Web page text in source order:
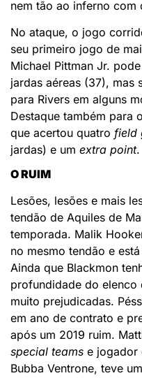
nem tão ao inferno com
No ataque, o jogo
seu primeiro jogo de
Michael Pittman Jr.
jardas aéreas (37), mas
para Rivers em alguns
Destaque também para o
que acertou quatro field
jardas) e um extra point.
O RUIM
Lesões, lesões e mais
tendão de Aquiles de
temporada. Malik
no mesmo tendão e
Ainda que Blackmon
profundidade do
muito prejudicadas.
em ano de contrato e
após um 2019 ruim.
special teams e jogador
Bubba Ventrone, teve